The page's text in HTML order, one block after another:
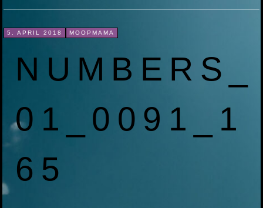
INHALT
SPRINGEN
5. APRIL 2018 MOOPMAMA
NUMBERS_
01_0091_1
65